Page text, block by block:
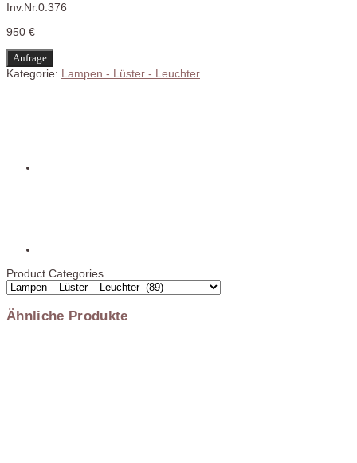
Inv.Nr.0.376
950 €
Anfrage
Kategorie: Lampen - Lüster - Leuchter
Product Categories
Ähnliche Produkte